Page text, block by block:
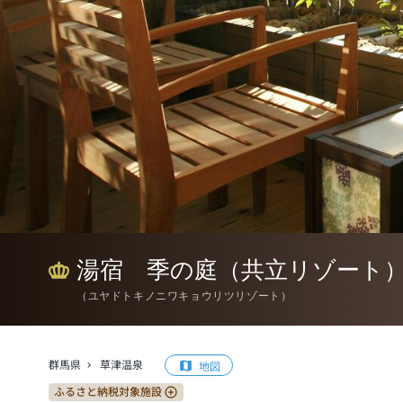
湯宿 季の庭（共立リゾート
（ ユヤドトキノニワキョウリツリゾート ）
群馬県 草津温泉 地図
ふるさと納税対象施設